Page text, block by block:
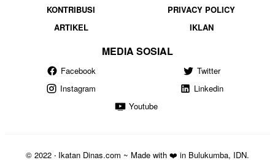
KONTRIBUSI
PRIVACY POLICY
ARTIKEL
IKLAN
MEDIA SOSIAL
Facebook
Twitter
Instagram
Linkedin
Youtube
© 2022 ‧ Ikatan Dinas.com ~ Made with ❤️ in Bulukumba, IDN.